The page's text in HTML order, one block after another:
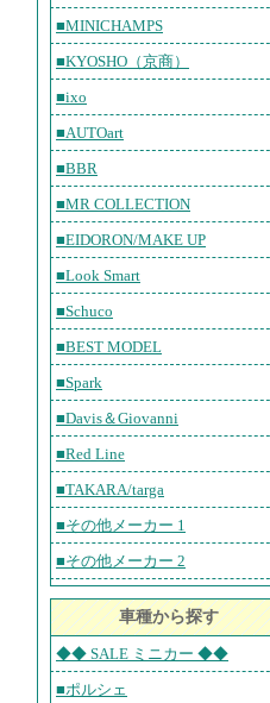
■MINICHAMPS
■KYOSHO（京商）
■ixo
■AUTOart
■BBR
■MR COLLECTION
■EIDORON/MAKE UP
■Look Smart
■Schuco
■BEST MODEL
■Spark
■Davis＆Giovanni
■Red Line
■TAKARA/targa
■その他メーカー 1
■その他メーカー 2
車種から探す
◆◆ SALE ミニカー ◆◆
■ポルシェ